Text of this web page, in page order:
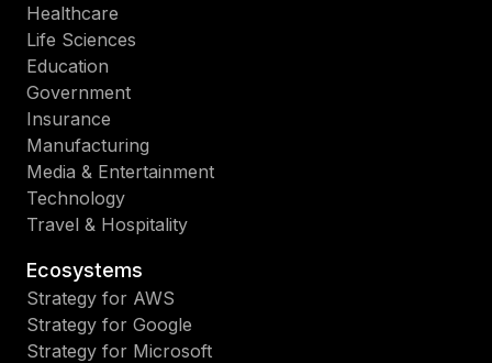
Healthcare
Life Sciences
Education
Government
Insurance
Manufacturing
Media & Entertainment
Technology
Travel & Hospitality
Ecosystems
Strategy for AWS
Strategy for Google
Strategy for Microsoft